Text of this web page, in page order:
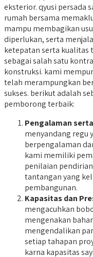
eksterior. qyusi persada
rumah bersama
mampu membagikan
diperlukan, serta
ketepatan serta kualitas
sebagai salah satu
konstruksi. kami
telah merampungkan
sukses. berikut adalah
pemborong terbaik:
Pengalaman
menyandang regu
berpengalaman
kami memiliki
penilaian
tantangan yang
pembangunan.
Kapasitas dan
mengacuhkan
mengenakan
mengendalikan
setiap tahapan
karna kapasitas